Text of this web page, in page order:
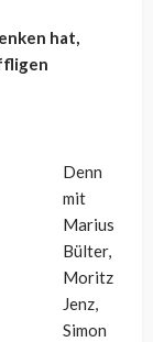
hat,
Denn
mit
Marius
Bülter,
Moritz
Jenz,
Simon